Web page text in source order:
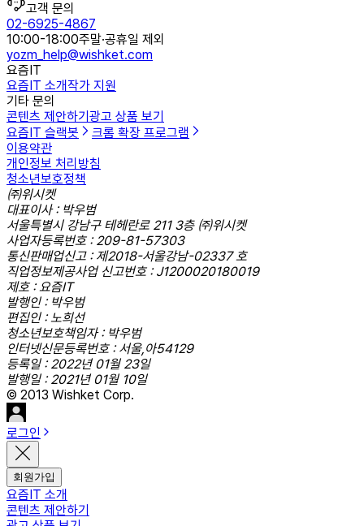
고객 문의
02-6925-4867
10:00-18:00주말·공휴일 제외
yozm_help@wishket.com
요즘IT
요즘IT 소개작가 지원
기타 문의
콘텐츠 제안하기 광고 상품 보기
요즘IT 슬랙봇
크롬 확장 프로그램
이용약관
개인정보 처리방침
청소년보호정책
㈜위시켓
대표이사 : 박우범
서울특별시 강남구 테헤란로 211 3층 ㈜위시켓
사업자등록번호 : 209-81-57303
통신판매업신고 : 제2018-서울강남-02337 호
직업정보제공사업 신고번호 : J1200020180019
제호 : 요즘IT
발행인 : 박우범
편집인 : 노희선
청소년보호책임자 : 박우범
인터넷신문등록번호 : 서울,아54129
등록일 : 2022년 01월 23일
발행일 : 2021년 01월 10일
© 2013 Wishket Corp.
로그인
회원가입
요즘IT 소개
콘텐츠 제안하기